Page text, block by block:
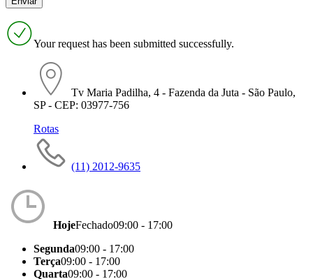
Your request has been submitted successfully.
Tv Maria Padilha, 4 - Fazenda da Juta - São Paulo,
SP - CEP: 03977-756
Rotas
(11) 2012-9635
HojeFechado09:00 - 17:00
Segunda09:00 - 17:00
Terça09:00 - 17:00
Quarta09:00 - 17:00